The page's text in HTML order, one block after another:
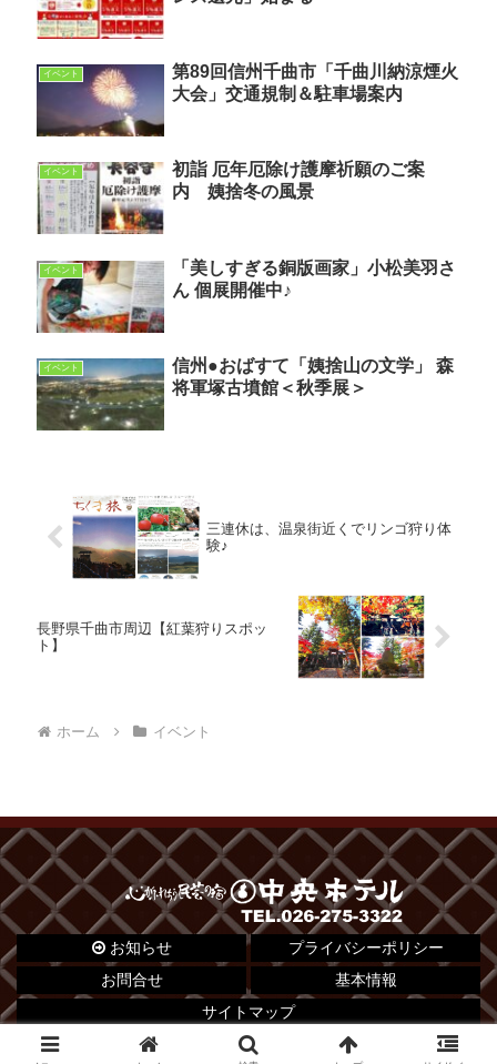
イベント
第89回信州千曲市「千曲川納涼煙火
大会」交通規制＆駐車場案内
イベント
初詣 厄年厄除け護摩祈願のご案
内 姨捨冬の風景
イベント
「美しすぎる銅版画家」小松美羽さ
ん 個展開催中♪
イベント
信州●おばすて「姨捨山の文学」 森
将軍塚古墳館＜秋季展＞
三連休は、温泉街近くでリンゴ狩り体
験♪
長野県千曲市周辺【紅葉狩りスポッ
ト】
ホーム イベント
お知らせ
プライバシーポリシー
お問合せ
基本情報
サイトマップ
© 2012 心がふれあう民芸の宿 中央ホテル.